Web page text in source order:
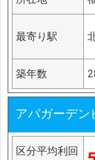
最寄り駅
築年数
アパガーデン
区分平均利回